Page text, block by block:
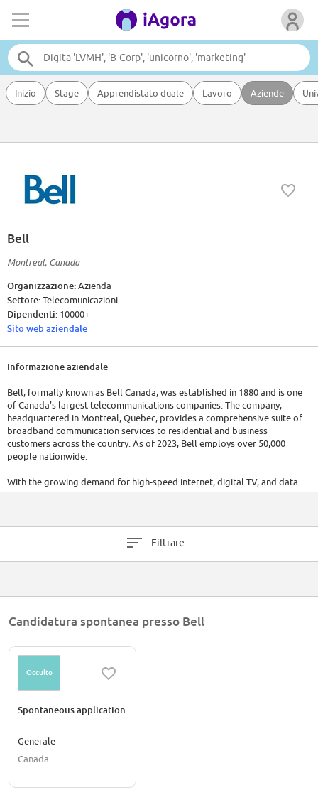
Inizio Stage Apprendistato duale Lavoro Aziende
Bell
Montreal, Canada
Organizzazione:Azienda
Settore:Telecomunicazioni
Dipendenti: 10000+
Sito web aziendale
Informazione aziendale
Bell, formally known as Bell Canada, was established in 1880 and is one
of Canada's largest telecommunications companies. The company,
headquartered in Montreal, Quebec, provides a comprehensive suite of
broadband communication services to residential and business
customers across the country. As of 2023, Bell employs over 50,000
people nationwide.
With the growing demand for high-speed internet, digital TV, and data
services, Bell's financial performance has been consistently strong. In
Filtrare
Candidatura spontanea presso Bell
Occulto
Spontaneous application
Generale
Canada